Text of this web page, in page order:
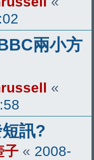
兩小方
«
訊?
子 « 2008-